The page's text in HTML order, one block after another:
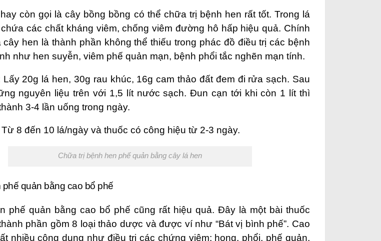
còn gọi là cây bồng bồng có thể chữa trị bệnh hen rất tốt. Trong lá
các chất kháng viêm, chống viêm đường hô hấp hiệu quả. Chính
cây hen là thành phần không thể thiếu trong phác đồ điều trị các bệnh
như hen suyễn, viêm phế quản mạn, bệnh phổi tắc nghẽn mạn tính.
Lấy 20g lá hen, 30g rau khúc, 16g cam thảo đất đem đi rửa sạch. Sau
nguyên liệu trên với 1,5 lít nước sạch. Đun cạn tới khi còn 1 lít thì
3-4 lần uống trong ngày.
8 đến 10 lá/ngày và thuốc có công hiệu từ 2-3 ngày.
Chữa trị bệnh hen phế quản bằng cây lá hen
phế quản bằng cao bổ phế
phế quản bằng cao bổ phế cũng rất hiệu quả. Đây là một bài thuốc
phần gồm 8 loại thảo dược và được ví như “Bát vị bình phế”. Cao
nhiều công dụng như điều trị các chứng viêm: họng, phổi, phế quản,